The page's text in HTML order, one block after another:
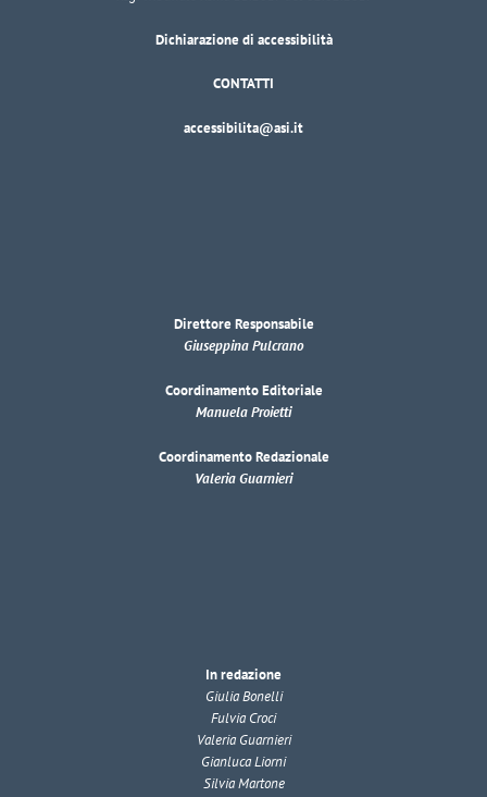
Dichiarazione di accessibilità
CONTATTI
accessibilita@asi.it
Direttore Responsabile
Giuseppina Pulcrano
Coordinamento Editoriale
Manuela Proietti
Coordinamento Redazionale
Valeria Guarnieri
In redazione
Giulia Bonelli
Fulvia Croci
Valeria Guarnieri
Gianluca Liorni
Silvia Martone